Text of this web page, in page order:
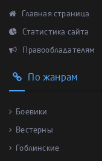
Главная страница
Статистика сайта
Правообладателям
По жанрам
Боевики
Вестерны
Гоблинские